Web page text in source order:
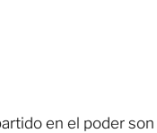
en el poder son